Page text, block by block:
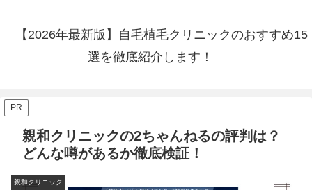
【2026年最新版】自毛植毛クリニックのおすすめ15
選を徹底紹介します！
PR
親和クリニックの2ちゃんねるの評判は？
どんな噂があるか徹底検証！
親和クリニック